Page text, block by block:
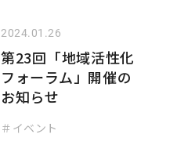
2024.01.26
第23回「地域活性化
フォーラム」開催の
お知らせ
＃イベント